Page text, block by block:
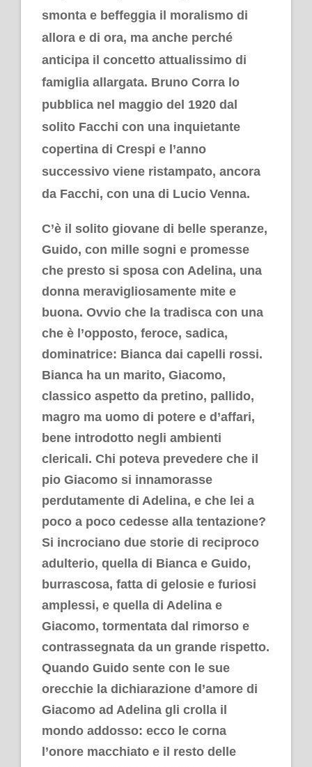
smonta e beffeggia il moralismo di
allora e di ora, ma anche perché
anticipa il concetto attualissimo di
famiglia allargata. Bruno Corra lo
pubblica nel maggio del 1920 dal
solito Facchi con una inquietante
copertina di Crespi e l’anno
successivo viene ristampato, ancora
da Facchi, con una di Lucio Venna.
C’è il solito giovane di belle speranze,
Guido, con mille sogni e promesse
che presto si sposa con Adelina, una
donna meravigliosamente mite e
buona. Ovvio che la tradisca con una
che è l’opposto, feroce, sadica,
dominatrice: Bianca dai capelli rossi.
Bianca ha un marito, Giacomo,
classico aspetto da pretino, pallido,
magro ma uomo di potere e d’affari,
bene introdotto negli ambienti
clericali. Chi poteva prevedere che il
pio Giacomo si innamorasse
perdutamente di Adelina, e che lei a
poco a poco cedesse alla tentazione?
Si incrociano due storie di reciproco
adulterio, quella di Bianca e Guido,
burrascosa, fatta di gelosie e furiosi
amplessi, e quella di Adelina e
Giacomo, tormentata dal rimorso e
contrassegnata da un grande rispetto.
Quando Guido sente con le sue
orecchie la dichiarazione d’amore di
Giacomo ad Adelina gli crolla il
mondo addosso: ecco le corna
l’onore macchiato e il resto delle